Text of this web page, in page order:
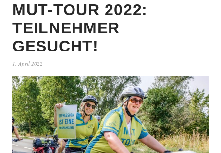
MUT-TOUR 2022:
TEILNEHMER
GESUCHT!
1. April 2022